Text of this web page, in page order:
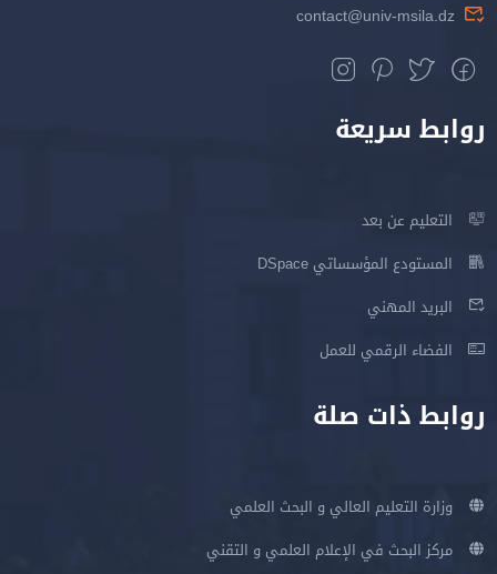
contact@univ-msila.dz
روابط سريعة
التعليم عن بعد
المستودع المؤسساتي DSpace
البريد المهني
الفضاء الرقمي للعمل
روابط ذات صلة
وزارة التعليم العالي و البحث العلمي
مركز البحث في الإعلام العلمي و التقني